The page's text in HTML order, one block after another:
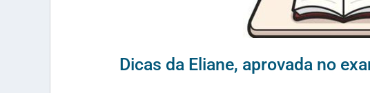
Dicas da Eliane, aprovada no